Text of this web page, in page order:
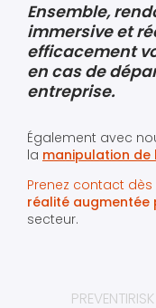
Ensemble,
immersive et
efficacement
en cas de
entreprise.
Également avec
la manipulation de
Prenez contact dès
réalité augmentée
secteur.